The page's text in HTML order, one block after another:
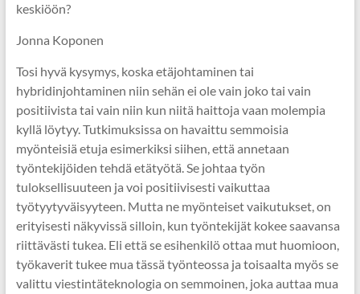
keskiöön?
Jonna Koponen
Tosi hyvä kysymys, koska etäjohtaminen tai
hybridinjohtaminen niin sehän ei ole vain joko tai vain
positiivista tai vain niin kun niitä haittoja vaan molempia
kyllä löytyy. Tutkimuksissa on havaittu semmoisia
myönteisiä etuja esimerkiksi siihen, että annetaan
työntekijöiden tehdä etätyötä. Se johtaa työn
tuloksellisuuteen ja voi positiivisesti vaikuttaa
työtyytyväisyyteen. Mutta ne myönteiset vaikutukset, on
erityisesti näkyvissä silloin, kun työntekijät kokee saavansa
riittävästi tukea. Eli että se esihenkilö ottaa mut huomioon,
työkaverit tukee mua tässä työnteossa ja toisaalta myös se
valittu viestintäteknologia on semmoinen, joka auttaa mua